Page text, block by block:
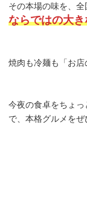
その本場の味を、全
ならではの大
焼肉も冷麺も「お店
今夜の食卓をちょ
で、本格グルメをぜ